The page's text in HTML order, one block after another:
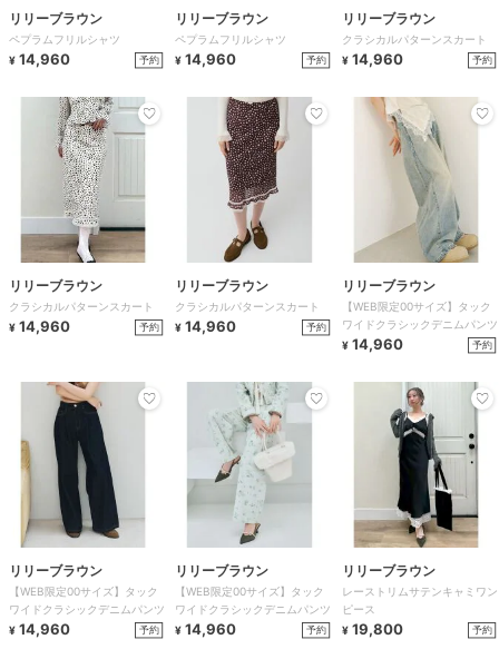
リリーブラウン
ペプラムフリルシャツ
¥ 14,960 予約
リリーブラウン
ペプラムフリルシャツ
¥ 14,960 予約
リリーブラウン
クラシカルパターンスカート
¥ 14,960 予約
リリーブラウン
クラシカルパターンスカート
¥ 14,960 予約
リリーブラウン
クラシカルパターンスカート
¥ 14,960 予約
リリーブラウン
【WEB限定00サイズ】タック
ワイドクラシックデニムパンツ
¥ 14,960 予約
リリーブラウン
【WEB限定00サイズ】タック
ワイドクラシックデニムパンツ
¥ 14,960 予約
リリーブラウン
【WEB限定00サイズ】タック
ワイドクラシックデニムパンツ
¥ 14,960 予約
リリーブラウン
レーストリムサテンキャミワン
ピース
¥ 19,800 予約